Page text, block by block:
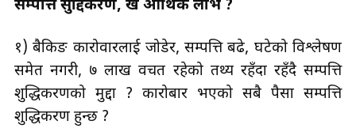
सम्पत्ति सुद्दिकरण, खै आर्थिक लाभ ?
१) बैकिङ कारोवारलाई जोडेर, सम्पत्ति बढे, घटेको विश्लेषण
समेत नगरी, ७ लाख वचत रहेको तथ्य रहँदा रहँदै सम्पत्ति
शुद्धिकरणको मुद्दा ? कारोबार भएको सबै पैसा सम्पत्ति
शुद्धिकरण हुन्छ ?